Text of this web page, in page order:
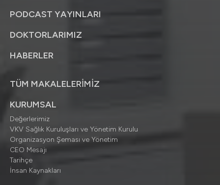
PODCAST YAYINLARI
DOKTORLARIMIZ
HABERLER
TÜM MAKALELERİMİZ
KURUMSAL
Değerlerimiz
VKV Sağlık Kuruluşları ve Yönetim Kurulu
Organizasyon Şeması ve Yönetim
CEO Mesajı
Tarihçe
İnsan Kaynakları